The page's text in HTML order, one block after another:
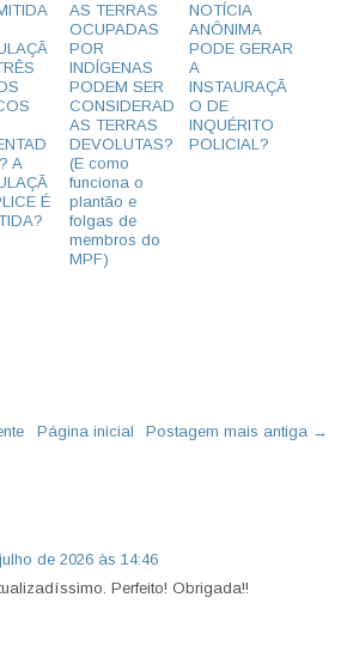
A
É
AS TERRAS
OCUPADAS
POR
INDÍGENAS
PODEM SER
CONSIDERAD
AS TERRAS
DEVOLUTAS?
(E como
funciona o
plantão e
folgas de
membros do
MPF)
NOTÍCIA
ANÔNIMA
PODE GERAR
A
INSTAURAÇÃ
O DE
INQUÉRITO
POLICIAL?
Postagem mais antiga →
Página inicial
de 2026 às 14:46
Perfeito! Obrigada!!